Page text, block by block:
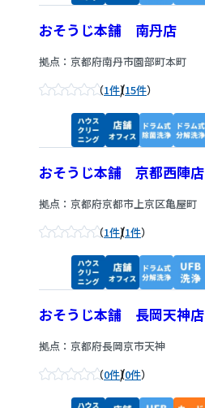
おそうじ本舗 南丹店
拠点：京都府南丹市園部町本町
1件/15件
おそうじ本舗 京都西陣店
拠点：京都府京都市上京区亀屋町
1件/1件
おそうじ本舗 長岡天神店
拠点：京都府長岡京市天神
0件/0件